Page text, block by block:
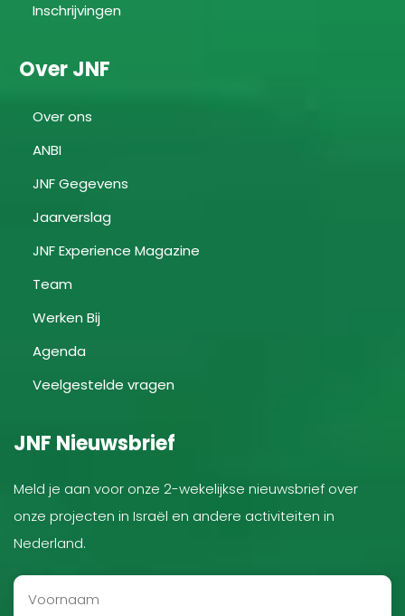
Inschrijvingen
Over JNF
Over ons
ANBI
JNF Gegevens
Jaarverslag
JNF Experience Magazine
Team
Werken Bij
Agenda
Veelgestelde vragen
JNF Nieuwsbrief
Meld je aan voor onze 2-wekelijkse nieuwsbrief over
onze projecten in Israël en andere activiteiten in
Nederland.